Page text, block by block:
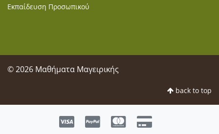
Εκπαίδευση Προσωπικού
© 2026 Μαθήματα Μαγειρικής
back to top